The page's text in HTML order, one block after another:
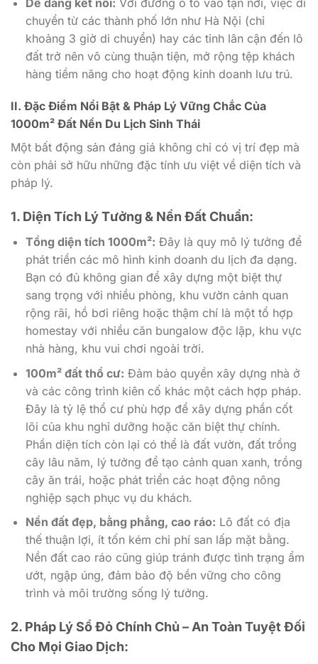
chuyển từ các thành phố lớn như Hà Nội (chỉ
khoảng 3 giờ di chuyển) hay các tỉnh lân cận đến lô
đất trở nên vô cùng thuận tiện, mở rộng tệp khách
hàng tiềm năng cho hoạt động kinh doanh lưu trú.
II. Đặc Điểm Nổi Bật & Pháp Lý Vững Chắc Của
1000m² Đất Nền Du Lịch Sinh Thái
Một bất động sản đáng giá không chỉ có vị trí đẹp mà
còn phải sở hữu những đặc tính ưu việt về diện tích và
pháp lý.
1. Diện Tích Lý Tưởng & Nền Đất Chuẩn:
Tổng diện tích 1000m²: Đây là quy mô lý tưởng để
phát triển các mô hình kinh doanh du lịch đa dạng.
Bạn có đủ không gian để xây dựng một biệt thự
sang trọng với nhiều phòng, khu vườn cảnh quan
rộng rãi, hồ bơi riêng hoặc thậm chí là một tổ hợp
homestay với nhiều căn bungalow độc lập, khu vực
nhà hàng, khu vui chơi ngoài trời.
100m² đất thổ cư: Đảm bảo quyền xây dựng nhà ở
và các công trình kiên cố khác một cách hợp pháp.
Đây là tỷ lệ thổ cư phù hợp để xây dựng phần cốt
lõi của khu nghỉ dưỡng hoặc căn biệt thự chính.
Phần diện tích còn lại có thể là đất vườn, đất trồng
cây lâu năm, lý tưởng để tạo cảnh quan xanh, trồng
cây ăn trái, hoặc phát triển các hoạt động nông
nghiệp sạch phục vụ du khách.
Nền đất đẹp, bằng phẳng, cao ráo: Lô đất có địa
thế thuận lợi, ít tốn kém chi phí san lấp mặt bằng.
Nền đất cao ráo cũng giúp tránh được tình trạng ẩm
ướt, ngập úng, đảm bảo độ bền vững cho công
trình và môi trường sống lý tưởng.
2. Pháp Lý Sổ Đỏ Chính Chủ – An Toàn Tuyệt Đối
Cho Mọi Giao Dịch: